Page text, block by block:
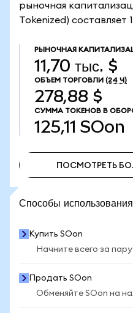
рыночная
Tokenized) составляет
РЫНОЧНАЯ
11,70 тыс. $
ОБЪЕМ ТОРГОВЛИ (24 Ч)
278,88 $
СУММА ТОКЕНОВ В
125,11 SOon
ПОСМОТРЕТЬ
Способы
Купить SOon
Начните всего за
Продать SOon
Обменяйте SOon на